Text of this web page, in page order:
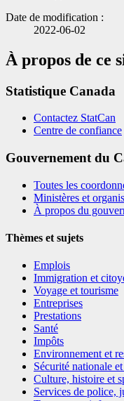
Date de modification :
2022-06-02
À propos de ce
Statistique Canada
Contactez StatCan
Centre de confiance
Gouvernement du
Toutes les
Ministères et
À propos du
Thèmes et sujets
Emplois
Immigration et
Voyage et tourisme
Entreprises
Prestations
Santé
Impôts
Environnement et
Sécurité nationale
Culture, histoire et
Services de police,